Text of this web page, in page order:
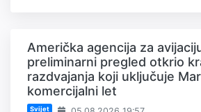
Američka agencija za
preliminarni pregled otkrio
razdvajanja koji uključuje
komercijalni let
Svijet